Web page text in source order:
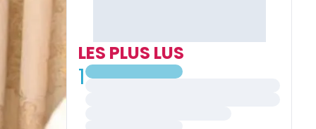
LES PLUS LUS
1